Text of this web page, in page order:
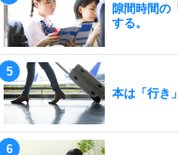
隙間時間の
する。
本は「行き